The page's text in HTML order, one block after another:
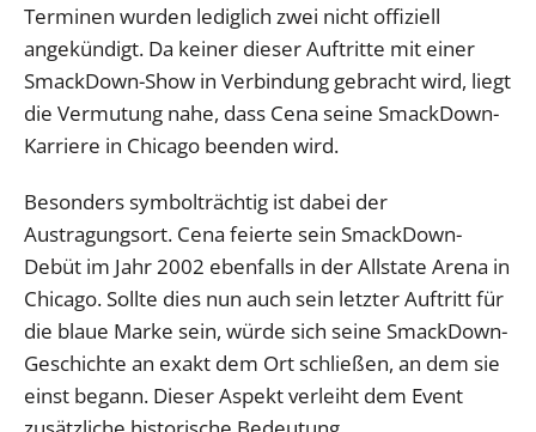
Terminen wurden lediglich zwei nicht offiziell
angekündigt. Da keiner dieser Auftritte mit einer
SmackDown-Show in Verbindung gebracht wird, liegt
die Vermutung nahe, dass Cena seine SmackDown-
Karriere in Chicago beenden wird.
Besonders symbolträchtig ist dabei der
Austragungsort. Cena feierte sein SmackDown-
Debüt im Jahr 2002 ebenfalls in der Allstate Arena in
Chicago. Sollte dies nun auch sein letzter Auftritt für
die blaue Marke sein, würde sich seine SmackDown-
Geschichte an exakt dem Ort schließen, an dem sie
einst begann. Dieser Aspekt verleiht dem Event